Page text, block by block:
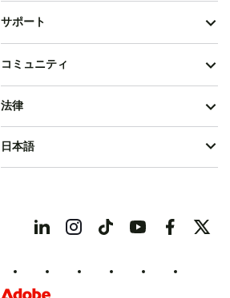
サポート
コミュニティ
法律
日本語